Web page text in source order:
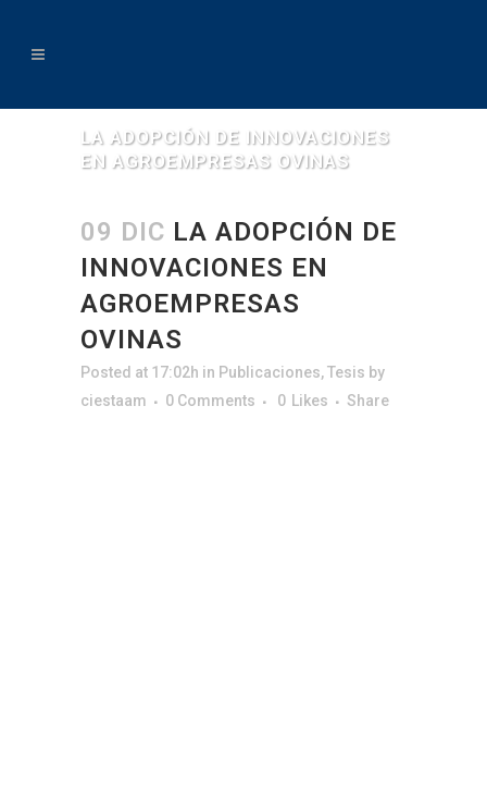
LA ADOPCIÓN DE INNOVACIONES
EN AGROEMPRESAS OVINAS
09 DIC LA ADOPCIÓN DE
INNOVACIONES EN
AGROEMPRESAS
OVINAS
Posted at 17:02h in Publicaciones,Tesis by
ciestaam
0 Comments 0 Likes Share